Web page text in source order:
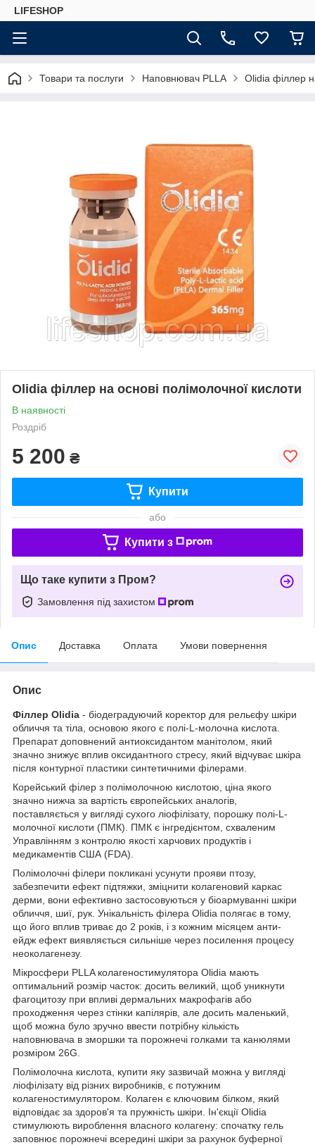
LIFESHOP
Товари та послуги Наповнювач PLLA Olidia філлер
Olidia філлер на основі полімолочної кислоти
В наявності
Роздріб
5 200 ₴
Купити
або
Купити з
Що таке купити з Пром?
Замовлення під захистом
Опис Доставка Оплата Умови повернення
Опис
Філлер Olidia - біодеградуючий коректор для рельєфу шкіри
обличчя та тіла, основою якого є полі-L-молочна кислота.
Препарат доповнений антиоксидантом манітолом, який
значно знижує вплив оксидантного стресу, який відчуває шкіра
після контурної пластики синтетичними філерами.
Корейський філер з полімолочною кислотою, ціна якого
значно нижча за вартість європейських аналогів,
поставляється у вигляді сухого ліофілізату, порошку полі-L-
молочної кислоти (ПМК). ПМК є інгредієнтом, схваленим
Управлінням з контролю якості харчових продуктів і
медикаментів США (FDA).
Полімолочні філери покликані усунути прояви птозу,
забезпечити ефект підтяжки, зміцнити колагеновий каркас
дерми, вони ефективно застосовуються у біоармуванні шкіри
обличчя, шиї, рук. Унікальність філера Olidia полягає в тому,
що його вплив триває до 2 років, і з кожним місяцем анти-
ейдж ефект виявляється сильніше через посилення процесу
неоколагенезу.
Мікросфери PLLA колагеностимулятора Olidia мають
оптимальний розмір часток: досить великий, щоб уникнути
фагоцитозу при впливі дермальних макрофагів або
проходження через стінки капілярів, але досить маленький,
щоб можна було зручно ввести потрібну кількість
наповнювача в зморшки та порожнечі голками та канюлями
розміром 26G.
Полімолочна кислота, купити яку зазвичай можна у вигляді
ліофілізату від різних виробників, є потужним
колагеностимулятором. Колаген є ключовим білком, який
відповідає за здоров'я та пружність шкіри. Ін'єкції Olidia
стимулюють вироблення власного колагену: спочатку гель
заповнює порожнечі всередині шкіри за рахунок буферної